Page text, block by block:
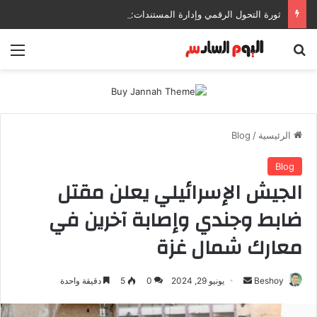
بحث عن
الرئيسية /
Blog
Blog
الجيش الإسرائيلي يعلن مقتل
ضابط وجندي وإصابة آخرين في
معارك شمال غزة
Beshoy
س
يونيو 29, 2024 0
5 دقيقة واحدة